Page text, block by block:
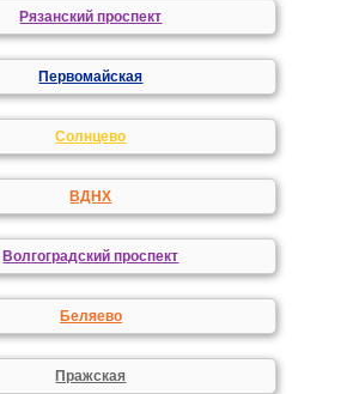
Рязанский проспект
Первомайская
Солнцево
ВДНХ
Волгоградский проспект
Беляево
Пражская